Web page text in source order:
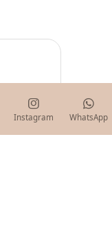
Instagram WhatsApp